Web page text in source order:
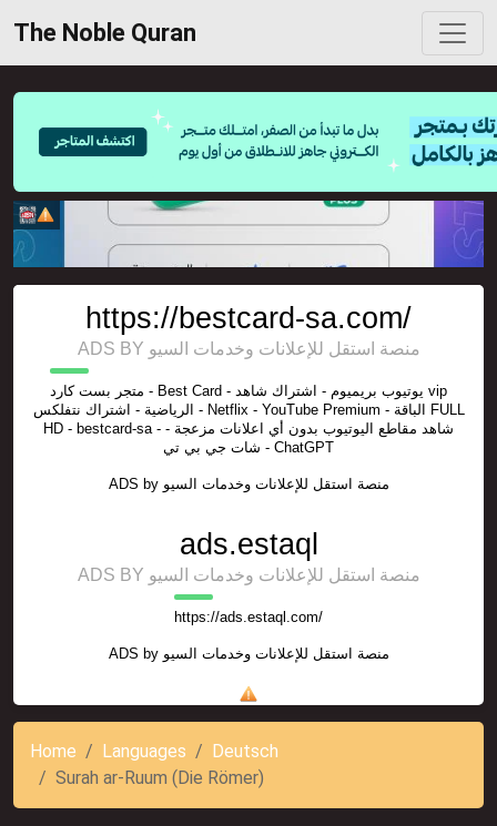
The Noble Quran
https://bestcard-sa.com/
ADS BY منصة استقل للإعلانات وخدمات السيو
متجر بست كارد - Best Card - يوتيوب بريميوم - اشتراك شاهد vip
الرياضية - اشتراك نتفلكس - Netflix - YouTube Premium - الباقة FULL
HD - bestcard-sa - شاهد مقاطع اليوتيوب بدون أي اعلانات مزعجة -
شات جي بي تي - ChatGPT
ADS by منصة استقل للإعلانات وخدمات السيو
ads.estaql
ADS BY منصة استقل للإعلانات وخدمات السيو
https://ads.estaql.com/
ADS by منصة استقل للإعلانات وخدمات السيو
Home Languages
Deutsch
Surah ar-Ruum (Die Römer)